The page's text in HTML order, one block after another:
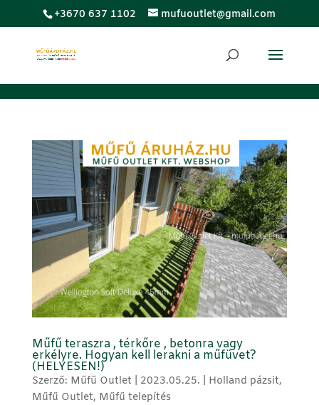
+3670 637 1102 mufuoutlet@gmail.com
Műfű teraszra , térkőre , betonra vagy
erkélyre. Hogyan kell lerakni a műfüvet?
(HELYESEN!)
Szerző: Műfű Outlet 2023.05.25. Holland pázsit,
Műfű Outlet, Műfű telepítés